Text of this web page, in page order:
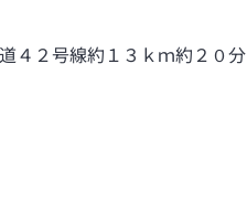
４２号線約１３ｋｍ約２０分